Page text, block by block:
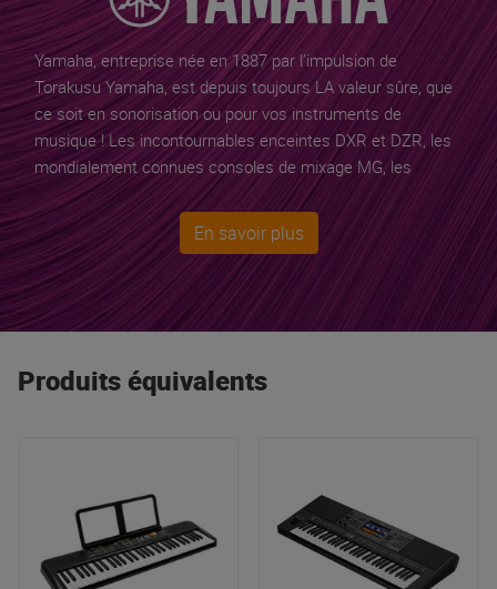
Yamaha, entreprise née en 1887 par l’impulsion de
Torakusu Yamaha, est depuis toujours LA valeur sûre, que
ce soit en sonorisation ou pour vos instruments de
musique ! Les incontournables enceintes DXR et DZR, les
mondialement connues consoles de mixage MG, les
excellentes sonorisations portables STAGEPAS, les claviers
et pianos numériques, les batteries acoustiques et
électroniques sont des références incontournables.
Yamaha est le premier fabricant mondial de guitares et le
choix du cœur et de la raison pour les passionnés et les
connaisseurs !
En savoir plus
Produits équivalents